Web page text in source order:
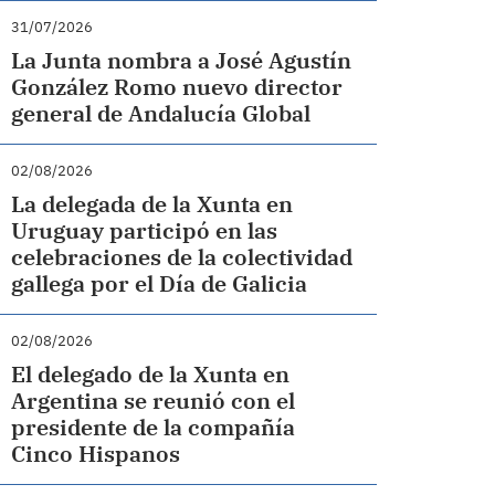
31/07/2026
La Junta nombra a José Agustín
González Romo nuevo director
general de Andalucía Global
02/08/2026
La delegada de la Xunta en
Uruguay participó en las
celebraciones de la colectividad
gallega por el Día de Galicia
02/08/2026
El delegado de la Xunta en
Argentina se reunió con el
presidente de la compañía
Cinco Hispanos